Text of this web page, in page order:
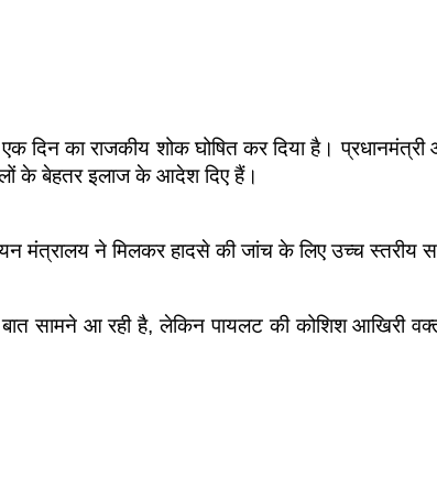
दिन का राजकीय शोक घोषित कर दिया है। प्रधानमंत्री
के बेहतर इलाज के आदेश दिए हैं।
मंत्रालय ने मिलकर हादसे की जांच के लिए उच्च स्तरीय
सामने आ रही है, लेकिन पायलट की कोशिश आखिरी